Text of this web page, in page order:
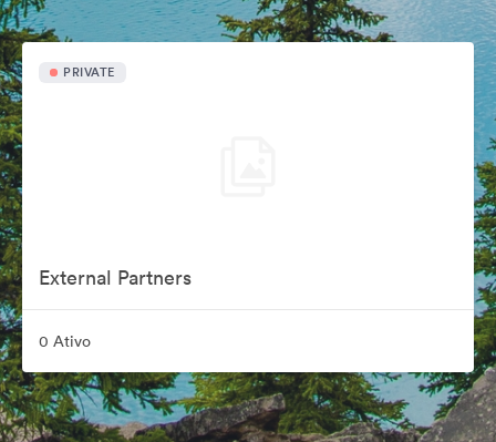
PRIVATE
External Partners
0 Ativo